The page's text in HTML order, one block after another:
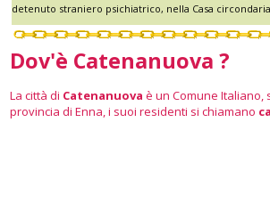
detenuto straniero psichiatrico, nella Casa
Dov'è Catenanuova ?
La città di Catenanuova è un Comune Italiano,
provincia di Enna, i suoi residenti si chiamano